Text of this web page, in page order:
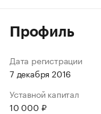
Профиль
Дата регистрации
7 декабря 2016
Уставной капитал
10 000 ₽